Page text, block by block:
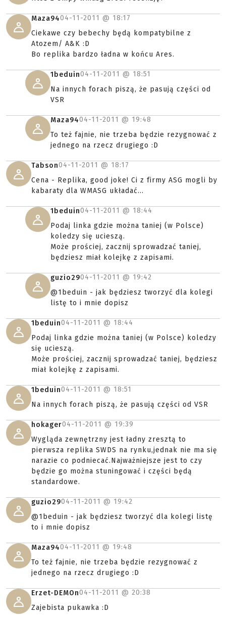
Maza9404-11-2011 @ 18:17
Ciekawe czy bebechy będą kompatybilne z
Atozem/ A&K :D
Bo replika bardzo ładna w końcu Ares.
1beduin04-11-2011 @ 18:51
Na innych forach piszą, że pasują części od
VSR
Maza9404-11-2011 @ 19:48
To też fajnie, nie trzeba będzie rezygnować z
jednego na rzecz drugiego :D
Tabson04-11-2011 @ 18:17
Cena - Replika, good joke! Ci z firmy ASG mogli by
kabaraty dla WMASG układać...
1beduin04-11-2011 @ 18:44
Podaj linka gdzie można taniej (w Polsce)
koledzy się ucieszą.
Może prościej, zacznij sprowadzać taniej,
będziesz miał kolejkę z zapisami.
guzio2904-11-2011 @ 19:42
@1beduin - jak będziesz tworzyć dla kolegi
listę to i mnie dopisz
1beduin04-11-2011 @ 18:44
Podaj linka gdzie można taniej (w Polsce) koledzy
się ucieszą.
Może prościej, zacznij sprowadzać taniej, będziesz
miał kolejkę z zapisami.
1beduin04-11-2011 @ 18:51
Na innych forach piszą, że pasują części od VSR
hokager04-11-2011 @ 19:39
Wygląda zewnętrzny jest ładny zresztą to
pierwsza replika SWDS na rynku,jednak nie ma się
narazie co podniecać.Najważniejsze jest to czy
będzie go można stuningować i części będą
standardowe.
guzio2904-11-2011 @ 19:42
@1beduin - jak będziesz tworzyć dla kolegi listę
to i mnie dopisz
Maza9404-11-2011 @ 19:48
To też fajnie, nie trzeba będzie rezygnować z
jednego na rzecz drugiego :D
Erzet-DEMOn04-11-2011 @ 20:38
Zajebista pukawka :D